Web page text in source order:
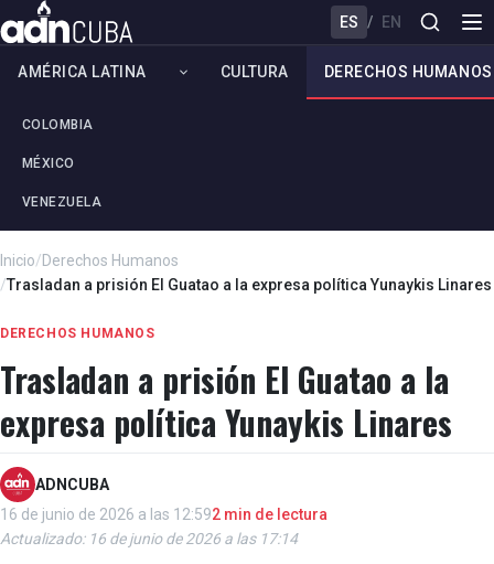
ES / EN
AMÉRICA LATINA
COLOMBIA
MÉXICO
VENEZUELA
CULTURA DERECHOS HUMANOS
Inicio/Derechos Humanos
/Trasladan a prisión El Guatao a la expresa política Yunaykis Linares
DERECHOS HUMANOS
Trasladan a prisión El Guatao a la
expresa política Yunaykis Linares
ADNCUBA
16 de junio de 2026 a las 12:592 min de lectura
Actualizado: 16 de junio de 2026 a las 17:14